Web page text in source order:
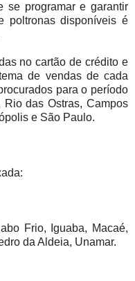
se programar e garantir
poltronas disponíveis é
no cartão de crédito e
de vendas de cada
para o período
das Ostras, Campos
e São Paulo.
Frio, Iguaba, Macaé,
da Aldeia, Unamar.